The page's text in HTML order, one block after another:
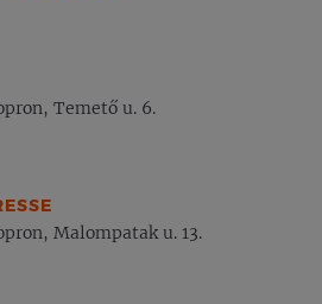
Temető u. 6.
Malompatak u. 13.